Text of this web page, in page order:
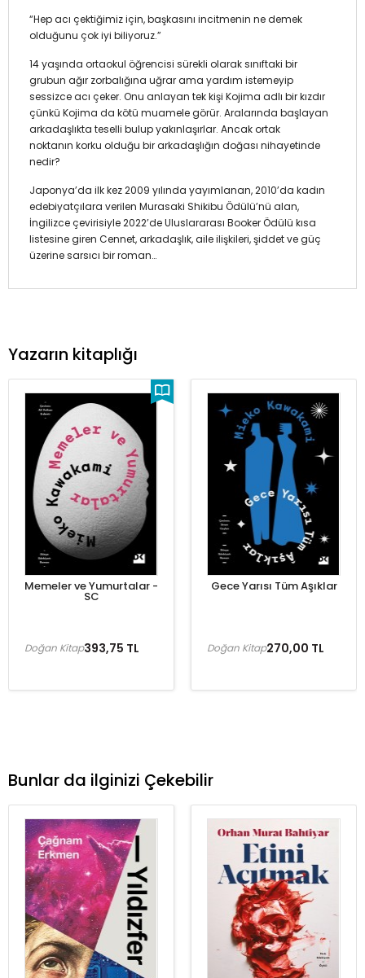
“Hep acı çektiğimiz için, başkasını incitmenin ne demek
olduğunu çok iyi biliyoruz.”
14 yaşında ortaokul öğrencisi sürekli olarak sınıftaki bir
grubun ağır zorbalığına uğrar ama yardım istemeyip
sessizce acı çeker. Onu anlayan tek kişi Kojima adlı bir kızdır
çünkü Kojima da kötü muamele görür. Aralarında başlayan
arkadaşlıkta teselli bulup yakınlaşırlar. Ancak ortak
noktanın korku olduğu bir arkadaşlığın doğası nihayetinde
nedir?
Japonya’da ilk kez 2009 yılında yayımlanan, 2010’da kadın
edebiyatçılara verilen Murasaki Shikibu Ödülü’nü alan,
İngilizce çevirisiyle 2022’de Uluslararası Booker Ödülü kısa
listesine giren Cennet, arkadaşlık, aile ilişkileri, şiddet ve güç
üzerine sarsıcı bir roman…
Yazarın kitaplığı
Memeler ve Yumurtalar -
SC
393,75 TL
Doğan Kitap
Gece Yarısı Tüm Aşıklar
270,00 TL
Doğan Kitap
Bunlar da ilginizi Çekebilir